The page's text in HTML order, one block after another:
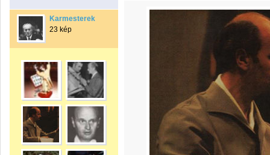
Karmesterek
23 kép